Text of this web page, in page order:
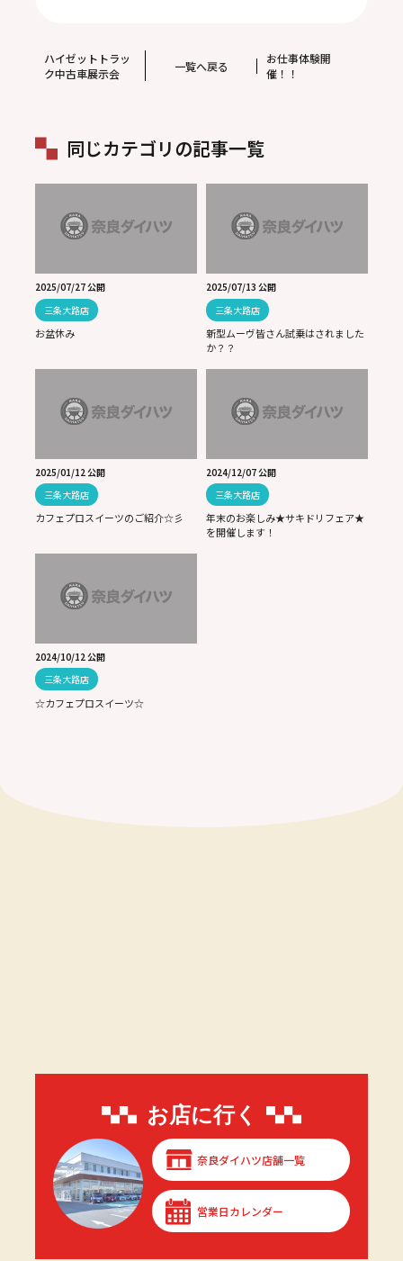
ハイゼットトラッ
ク中古車展示会
一覧へ戻る
お仕事体験開
催！！
同じカテゴリの記事一覧
2025/07/27 公開
三条大路店
お盆休み
2025/07/13 公開
三条大路店
新型ムーヴ皆さん試乗はされました
か？？
2025/01/12 公開
三条大路店
カフェプロスイーツのご紹介☆彡
2024/12/07 公開
三条大路店
年末のお楽しみ★サキドリフェア★
を開催します！
2024/10/12 公開
三条大路店
☆カフェプロスイーツ☆
お店に行く
奈良ダイハツ店舗一覧
営業日カレンダー